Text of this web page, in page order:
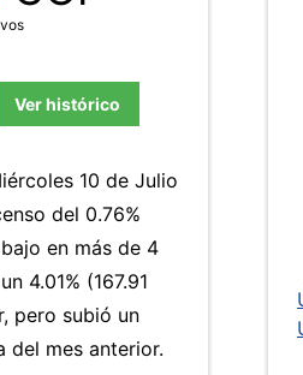
Ver histórico
10 de Julio
del 0.76%
en más de 4
4.01% (167.91
pero subió un
del mes anterior.